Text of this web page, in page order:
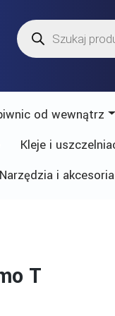
Wyszukiwarka
produktów
od wewnątrz
Kleje i
Narzędzia i akcesoria
T